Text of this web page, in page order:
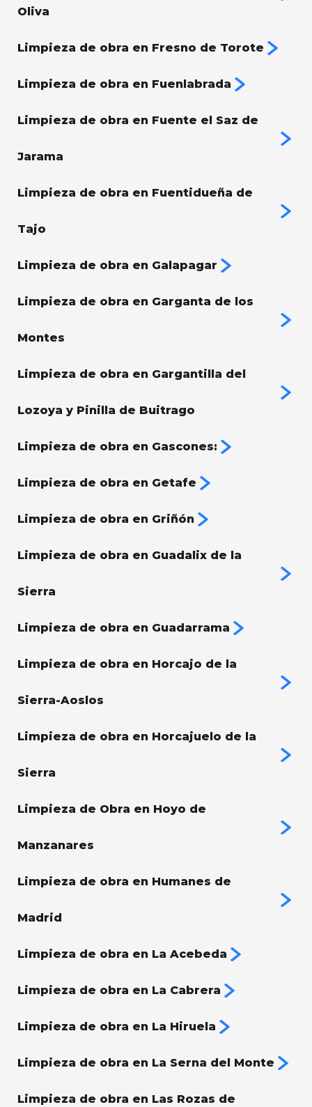
Oliva
Limpieza de obra en Fresno de Torote
Limpieza de obra en Fuenlabrada
Limpieza de obra en Fuente el Saz de
Jarama
Limpieza de obra en Fuentidueña de
Tajo
Limpieza de obra en Galapagar
Limpieza de obra en Garganta de los
Montes
Limpieza de obra en Gargantilla del
Lozoya y Pinilla de Buitrago
Limpieza de obra en Gascones:
Limpieza de obra en Getafe
Limpieza de obra en Griñón
Limpieza de obra en Guadalix de la
Sierra
Limpieza de obra en Guadarrama
Limpieza de obra en Horcajo de la
Sierra-Aoslos
Limpieza de obra en Horcajuelo de la
Sierra
Limpieza de Obra en Hoyo de
Manzanares
Limpieza de obra en Humanes de
Madrid
Limpieza de obra en La Acebeda
Limpieza de obra en La Cabrera
Limpieza de obra en La Hiruela
Limpieza de obra en La Serna del Monte
Limpieza de obra en Las Rozas de